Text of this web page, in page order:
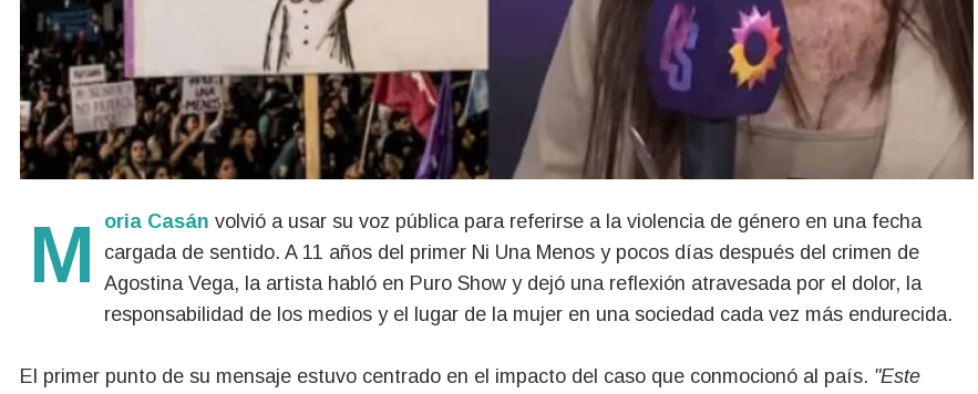
Moria Casán volvió a usar su voz pública para referirse a la violencia de género en una fecha
cargada de sentido. A 11 años del primer Ni Una Menos y pocos días después del crimen de
Agostina Vega, la artista habló en Puro Show y dejó una reflexión atravesada por el dolor, la
responsabilidad de los medios y el lugar de la mujer en una sociedad cada vez más endurecida.
El primer punto de su mensaje estuvo centrado en el impacto del caso que conmocionó al país. "Este